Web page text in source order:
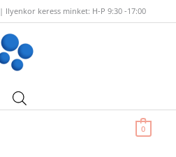
| Ilyenkor keress minket: H-P 9:30 -17:00
0